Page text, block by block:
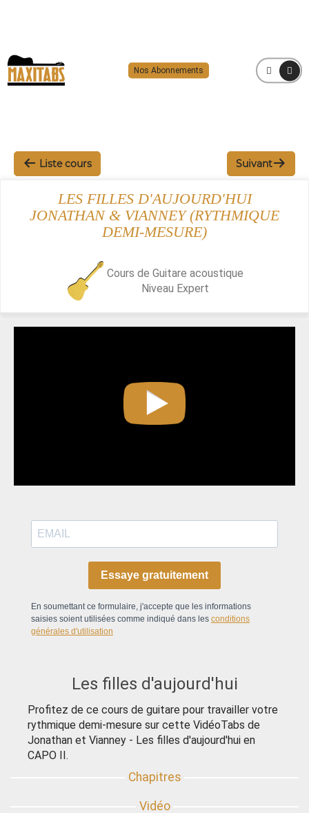
Nos Abonnements MENU
Liste cours Suivant
LES FILLES D'AUJOURD'HUI
JONATHAN & VIANNEY (RYTHMIQUE
DEMI-MESURE)
Cours de Guitare acoustique
Niveau Expert
Essaye gratuitement
En soumettant ce formulaire, j'accepte que les informations
saisies soient utilisées comme indiqué dans les conditions
générales d'utilisation
Les filles d'aujourd'hui
Profitez de ce cours de guitare pour travailler votre
rythmique demi-mesure sur cette VidéoTabs de
Jonathan et Vianney - Les filles d'aujourd'hui en
CAPO II.